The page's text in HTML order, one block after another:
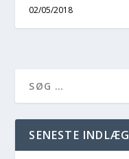
02/05/2018
SENESTE INDLÆG